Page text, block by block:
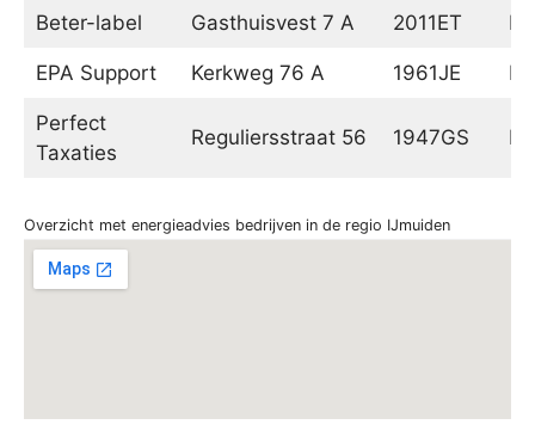
Beter-label Gasthuisvest 7 A 2011ET
EPA Support Kerkweg 76 A 1961JE
Perfect
Taxaties
Reguliersstraat 56 1947GS
Overzicht met energieadvies bedrijven in de regio IJmuiden